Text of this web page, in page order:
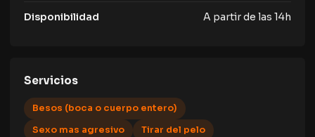
Disponibilidad A partir de las 14h
Servicios
Besos (boca o cuerpo entero)
Sexo mas agresivo
Tirar del pelo